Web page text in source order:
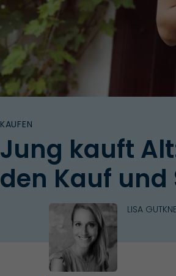
KAUFEN
Jung kauft
den Kauf
LISA